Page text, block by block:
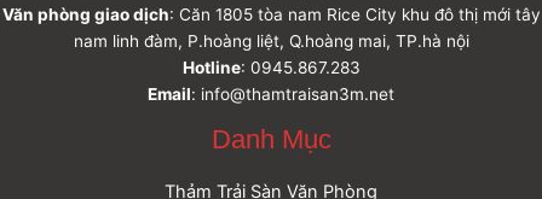
Văn phòng giao dịch: Căn 1805 tòa nam Rice City khu đô thị mới tây
nam linh đàm, P.hoàng liệt, Q.hoàng mai, TP.hà nội
Hotline: 0945.867.283
Email: info@thamtraisan3m.net
Danh Mục
Thảm Trải Sàn Văn Phòng